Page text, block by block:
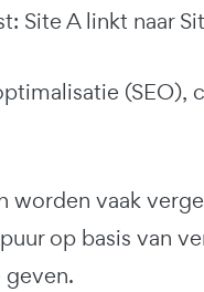
Site A linkt naar
worden vaak
op basis van
geven.